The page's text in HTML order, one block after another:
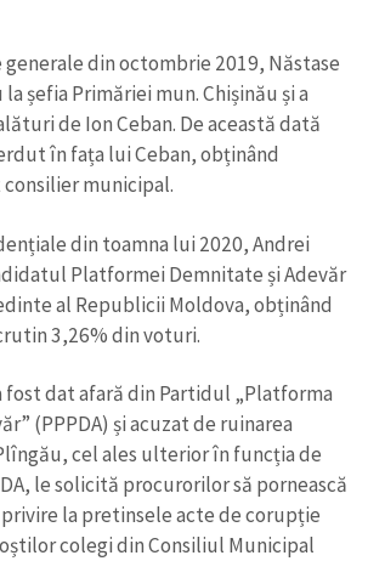
din octombrie 2019, Năstase
șefia Primăriei mun. Chișinău și a
de Ion Ceban. De această dată
în fața lui Ceban, obținând
municipal.
din toamna lui 2020, Andrei
Platformei Demnitate și Adevăr
al Republicii Moldova, obținând
3,26% din voturi.
fost dat afară din Partidul „Platforma
(PPPDA) și acuzat de ruinarea
cel ales ulterior în funcția de
le solicită procurorilor să pornească
la pretinsele acte de corupție
colegi din Consiliul Municipal